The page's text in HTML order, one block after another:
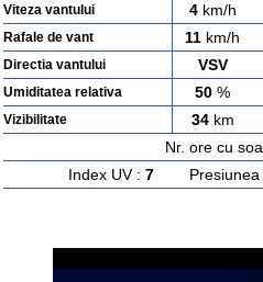
Viteza vantului 4km/h
Rafale de vant 11 km/h
Directia vantului VSV
Umiditatea relativa 50 %
Vizibilitate 34km
Nr. ore cu
Index UV : 7Presiunea